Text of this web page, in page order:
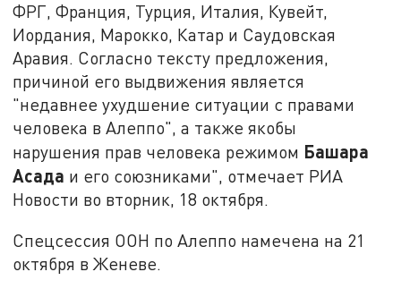
ФРГ, Франция, Турция, Италия, Кувейт,
Иордания, Марокко, Катар и Саудовская
Аравия. Согласно тексту предложения,
причиной его выдвижения является
"недавнее ухудшение ситуации с правами
человека в Алеппо", а также якобы
нарушения прав человека режимом Башара
Асада и его союзниками", отмечает РИА
Новости во вторник, 18 октября.
Спецсессия ООН по Алеппо намечена на 21
октября в Женеве.